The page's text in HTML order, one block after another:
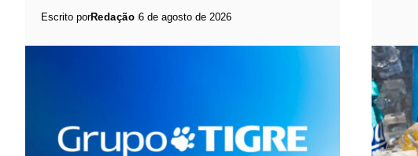
Escrito porRedação 6 de agosto de 2026